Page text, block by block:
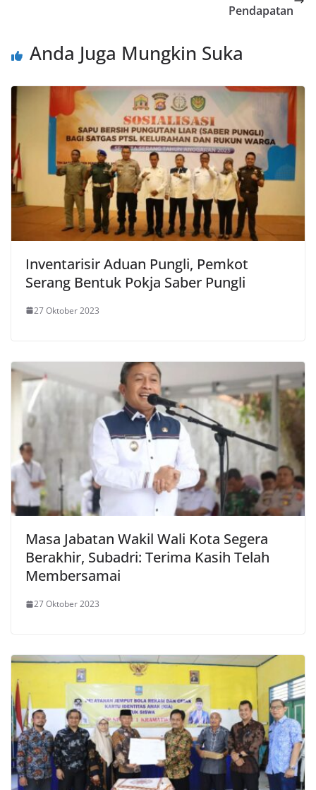
Pendapatan
Anda Juga Mungkin Suka
Inventarisir Aduan Pungli, Pemkot
Serang Bentuk Pokja Saber Pungli
27 Oktober 2023
Masa Jabatan Wakil Wali Kota Segera
Berakhir, Subadri: Terima Kasih Telah
Membersamai
27 Oktober 2023